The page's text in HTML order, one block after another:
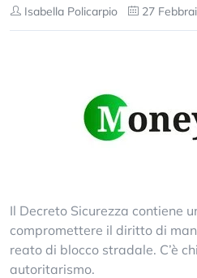
Isabella Policarpio 27
Il Decreto Sicurezza contiene
compromettere il diritto di
reato di blocco stradale. C’è
autoritarismo.